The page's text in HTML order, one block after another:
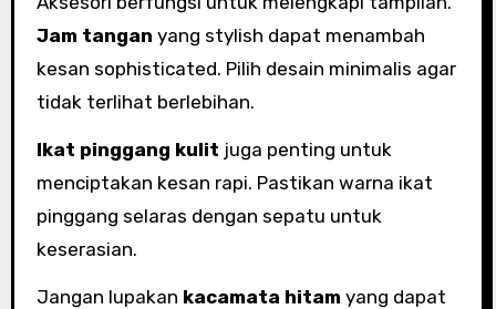
Jam tangan yang stylish dapat menambah
kesan sophisticated. Pilih desain minimalis agar
tidak terlihat berlebihan.
Ikat pinggang kulit juga penting untuk
menciptakan kesan rapi. Pastikan warna ikat
pinggang selaras dengan sepatu untuk
keserasian.
Jangan lupakan kacamata hitam yang dapat